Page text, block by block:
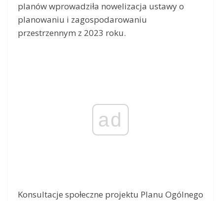
planów wprowadziła nowelizacja ustawy o
planowaniu i zagospodarowaniu
przestrzennym z 2023 roku.
ad
Konsultacje społeczne projektu Planu Ogólnego